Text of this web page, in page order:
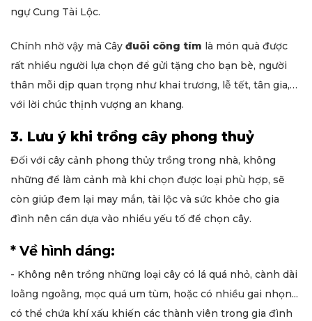
ngự Cung Tài Lộc.
Chính nhờ vậy mà Cây đuôi công tím là món quà được
rất nhiều người lựa chọn để gửi tặng cho bạn bè, người
thân mỗi dịp quan trọng như khai trương, lễ tết, tân gia,…
với lời chúc thịnh vượng an khang.
3. Lưu ý khi trồng cây phong thuỷ
Đối với cây cảnh phong thủy trồng trong nhà, không
những để làm cảnh mà khi chọn được loại phù hợp, sẽ
còn giúp đem lại may mắn, tài lộc và sức khỏe cho gia
đình nên cần dựa vào nhiều yếu tố để chọn cây.
* Về hình dáng:
- Không nên trồng những loại cây có lá quá nhỏ, cành dài
loằng ngoằng, mọc quá um tùm, hoặc có nhiều gai nhọn...
có thể chứa khí xấu khiến các thành viên trong gia đình